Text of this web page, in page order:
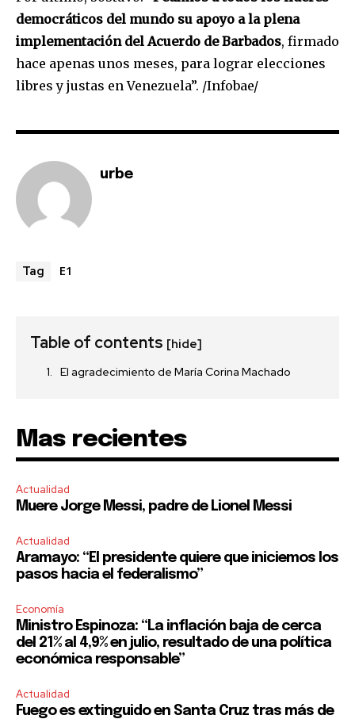
democráticos del mundo su apoyo a la plena
implementación del Acuerdo de Barbados, firmado
hace apenas unos meses, para lograr elecciones
libres y justas en Venezuela”. /Infobae/
urbe
Tag E1
Table of contents [hide]
El agradecimiento de María Corina Machado
Mas recientes
Actualidad
Muere Jorge Messi, padre de Lionel Messi
Actualidad
Aramayo: “El presidente quiere que iniciemos los
pasos hacia el federalismo”
Economía
Ministro Espinoza: “La inflación baja de cerca
del 21% al 4,9% en julio, resultado de una política
económica responsable”
Actualidad
Fuego es extinguido en Santa Cruz tras más de